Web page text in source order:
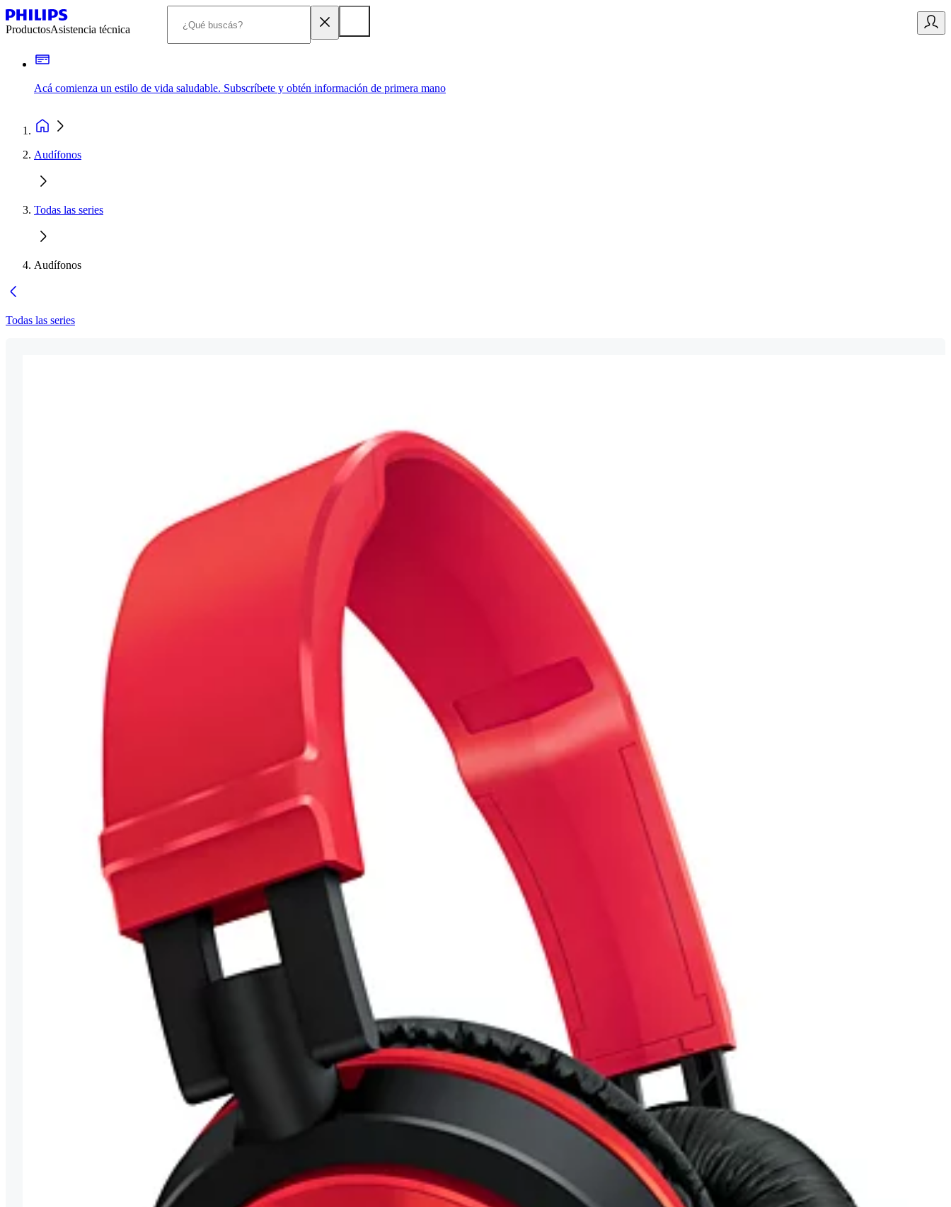
ProductosAsistencia técnica
Acá comienza un estilo de vida saludable. Subscríbete y obtén información de primera mano
Audífonos
Todas las series
Audífonos
Todas las series